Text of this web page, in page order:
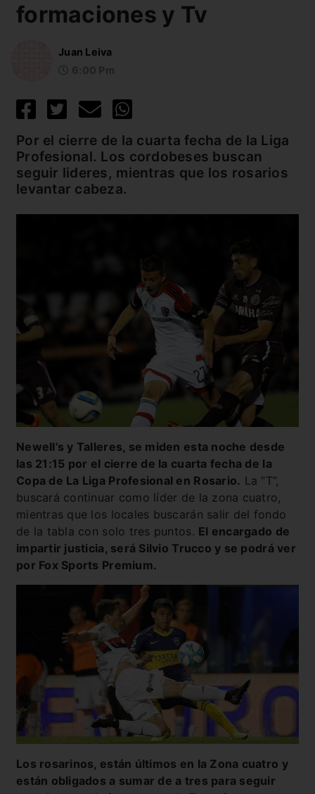
formaciones y Tv
Juan Leiva
Por el cierre de la cuarta fecha de la Liga
Profesional. Los cordobeses buscan
seguir lideres, mientras que los rosarios
levantar cabeza.
Newell’s y Talleres, se miden esta noche desde
las 21:15 por el cierre de la cuarta fecha de la
Copa de La Liga Profesional en Rosario. La “T”,
buscará continuar como líder de la zona cuatro,
mientras que los locales buscarán salir del fondo
de la tabla con solo tres puntos. El encargado de
impartir justicia, será Silvio Trucco y se podrá ver
por Fox Sports Premium.
Los rosarinos, están últimos en la Zona cuatro y
están obligados a sumar de a tres para seguir